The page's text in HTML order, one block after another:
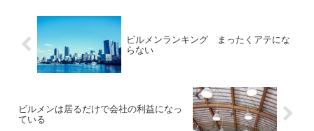
ビルメンランキング まったくアテにな
らない
ビルメンは居るだけで会社の利益になっ
ている